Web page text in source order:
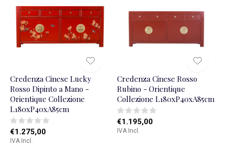
Credenza Cinese Lucky
Rosso Dipinto a Mano -
Orientique Collezione
L180xP40xA85cm
€1.275,00
IVA Incl.
Credenza Cinese Rosso
Rubino - Orientique
Collezione L180xP40xA85cm
€1.195,00
IVA Incl.